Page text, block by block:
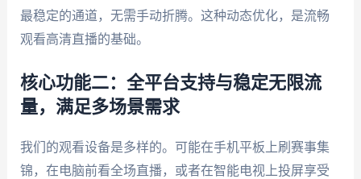
最稳定的通道，无需手动折腾。这种动态优化，是流畅
观看高清直播的基础。
核心功能二：全平台支持与稳定无限流
量，满足多场景需求
我们的观看设备是多样的。可能在手机平板上刷赛事集
锦，在电脑前看全场直播，或者在智能电视上投屏享受